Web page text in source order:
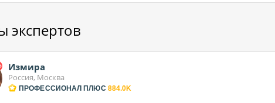
экспертов
Измира
Россия, Москва
ПРОФЕССИОНАЛ ПЛЮС 884.0K